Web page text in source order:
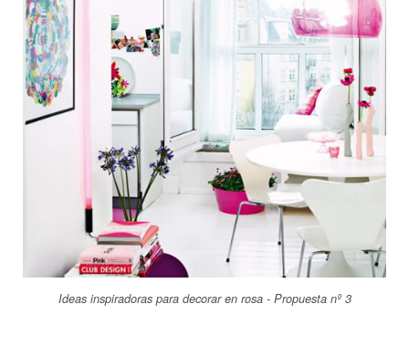
Ideas inspiradoras para decorar en rosa - Propuesta nº 3